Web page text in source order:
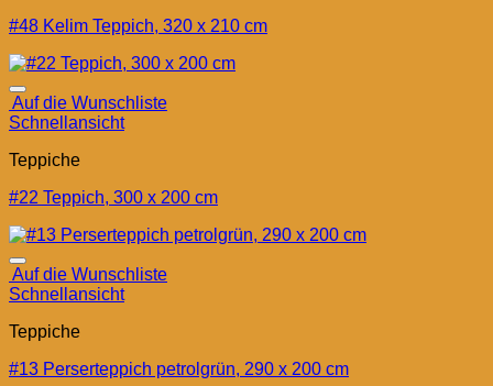
#48 Kelim Teppich, 320 x 210 cm
Auf die Wunschliste
Schnellansicht
Teppiche
#22 Teppich, 300 x 200 cm
Auf die Wunschliste
Schnellansicht
Teppiche
#13 Perserteppich petrolgrün, 290 x 200 cm